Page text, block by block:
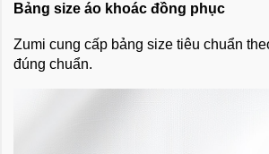
Bảng size áo khoác đồng phục
Zumi cung cấp bảng size tiêu chuẩn
đúng chuẩn.